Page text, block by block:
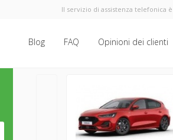
Il servizio di assistenza telefonica
Blog FAQ Opinioni dei clienti